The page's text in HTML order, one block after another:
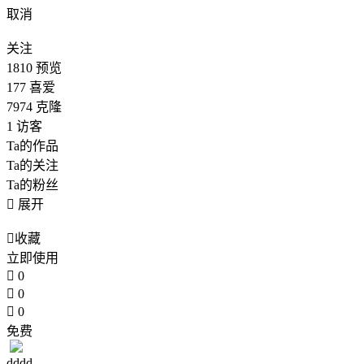
取消
关注
1810 预览
177 喜爱
7974 克隆
1 访客
Ta的作品
Ta的关注
Ta的粉丝
 展开
收藏
立即使用
 0
 0
 0
免费